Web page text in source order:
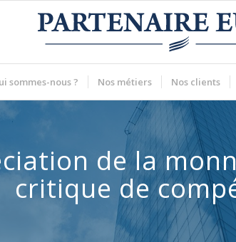
sommes-nous ? Nos métiers Nos clients
de la
critique de